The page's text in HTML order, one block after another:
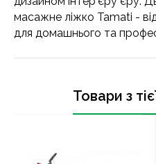
масажне ліжко Tamati -
для домашнього та
Товари з